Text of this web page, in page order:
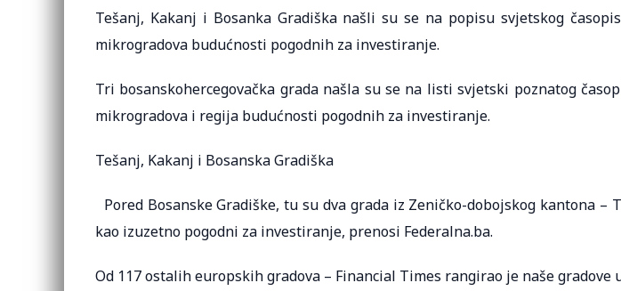
Tešanj, Kakanj i Bosanka Gradiška našli su se na popisu svjetskog
mikrogradova budućnosti pogodnih za investiranje.
Tri bosanskohercegovačka grada našla su se na listi svjetski poznatog
mikrogradova i regija budućnosti pogodnih za investiranje.
Tešanj, Kakanj i Bosanska Gradiška
Pored Bosanske Gradiške, tu su dva grada iz Zeničko-dobojskog kantona –
kao izuzetno pogodni za investiranje, prenosi Federalna.ba.
Od 117 ostalih europskih gradova – Financial Times rangirao je naše gradove